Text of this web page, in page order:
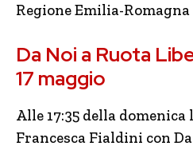
Regione Emilia-
Da Noi a Ruota
17 maggio
Alle 17:35 della domenica
Francesca Fialdini con